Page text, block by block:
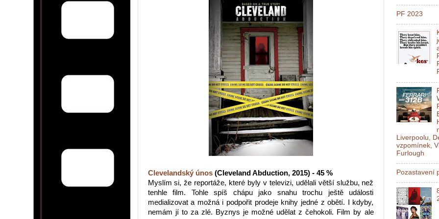
Clevelandský únos(Cleveland Abduction, 2015) - 45 %
Myslím si, že reportáže, které byly v televizi, udělali větší službu, než
tenhle film. Tohle spíš chápu jako snahu trochu ještě události
medializovat a možná i podpořit prodeje knihy jedné z obětí. I kdyby,
nemám jí to za zlé. Byznys je možné udělat z čehokoli. Film by ale
PF 2023
Liverpoolu,
vzpomínek,
Furlough
Pozastavení